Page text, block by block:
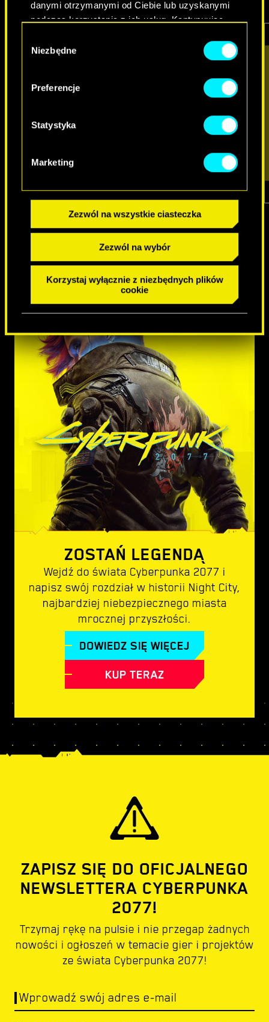
danymi otrzymanymi od Ciebie lub uzyskanymi
podczas korzystania z ich usług. Kontynuując
używanie plików cookie.
zgody
Niezbędne
Preferencje
Statystyka
Marketing
Zezwól na wszystkie ciasteczka
Zezwól na wybór
Korzystaj wyłącznie z niezbędnych plików
cookie
1z7
ZOSTAŃ LEGENDĄ
Wejdź do świata Cyberpunka 2077 i
napisz swój rozdział w historii Night City,
najbardziej niebezpiecznego miasta
mrocznej przyszłości.
DOWIEDZ SIĘ WIĘCEJ
KUP TERAZ
ZAPISZ SIĘ DO OFICJALNEGO
NEWSLETTERA CYBERPUNKA
2077!
Trzymaj rękę na pulsie i nie przegap żadnych
nowości i ogłoszeń w temacie gier i projektów
ze świata Cyberpunka 2077!
Wprowadź swój adres e-mail